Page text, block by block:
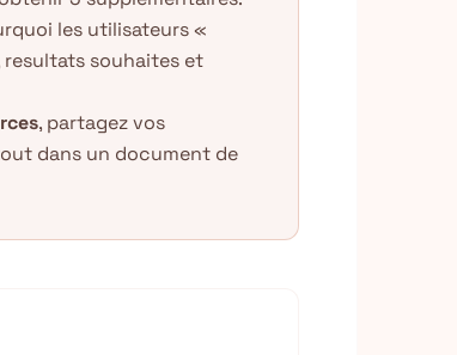
les utilisateurs «
souhaites et
, partagez vos
dans un document de